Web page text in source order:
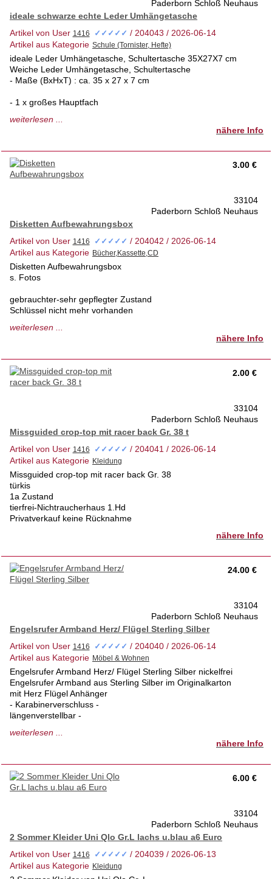
Paderborn Schloß Neuhaus
ideale schwarze echte Leder Umhängetasche
Artikel von User
✓✓✓✓✓ / 204043 / 2026-06-14
Artikel aus Kategorie
ideale Leder Umhängetasche, Schultertasche 35X27X7 cm
Weiche Leder Umhängetasche, Schultertasche
- Maße (BxHxT) : ca. 35 x 27 x 7 cm
- 1 x großes Hauptfach
- 1 x kleines Reißverschlussfach im Innenteil
- Verstellbarer Schulterriemen: 105 - 140 cm Breite| 2 cm
breit
- Material: weiches Nappa Leder
1a Zustand ohne Schäden
gekauft im Lederfachgeschäft
Privatverkauf- keine Rücknahme
weiterlesen ...
nähere Info
3.00 €
33104
Paderborn Schloß Neuhaus
Disketten Aufbewahrungsbox
Artikel von User
✓✓✓✓✓ / 204042 / 2026-06-14
Artikel aus Kategorie
Disketten Aufbewahrungsbox
s. Fotos
gebrauchter-sehr gepflegter Zustand
Schlüssel nicht mehr vorhanden
Privatverkauf- keine Rücknahme
weiterlesen ...
nähere Info
2.00 €
33104
Paderborn Schloß Neuhaus
Missguided crop-top mit racer back Gr. 38 t
Artikel von User
✓✓✓✓✓ / 204041 / 2026-06-14
Artikel aus Kategorie
Missguided crop-top mit racer back Gr. 38
türkis
1a Zustand
tierfrei-Nichtraucherhaus 1.Hd
Privatverkauf keine Rücknahme
nähere Info
24.00 €
33104
Paderborn Schloß Neuhaus
Engelsrufer Armband Herz/ Flügel Sterling Silber
Artikel von User
✓✓✓✓✓ / 204040 / 2026-06-14
Artikel aus Kategorie
Engelsrufer Armband Herz/ Flügel Sterling Silber nickelfrei
Engelsrufer Armband aus Sterling Silber im Originalkarton
mit Herz Flügel Anhänger
- Karabinerverschluss -
längenverstellbar -
( könnte etwas aufpoliert erden)
tierfreies Nichtraucherhaus 1.Hd.
weiterlesen ...
nähere Info
6.00 €
33104
Paderborn Schloß Neuhaus
2 Sommer Kleider Uni Qlo Gr.L lachs u.blau a6 Euro
Artikel von User
✓✓✓✓✓ / 204039 / 2026-06-13
Artikel aus Kategorie